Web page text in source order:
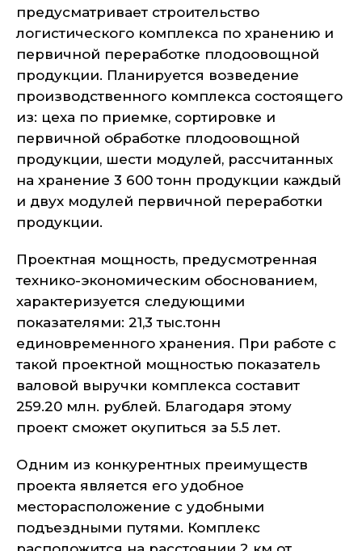
предусматривает строительство
логистического комплекса по хранению и
первичной переработке плодоовощной
продукции. Планируется возведение
производственного комплекса состоящего
из: цеха по приемке, сортировке и
первичной обработке плодоовощной
продукции, шести модулей, рассчитанных
на хранение 3 600 тонн продукции каждый
и двух модулей первичной переработки
продукции.
Проектная мощность, предусмотренная
технико-экономическим обоснованием,
характеризуется следующими
показателями: 21,3 тыс.тонн
единовременного хранения. При работе с
такой проектной мощностью показатель
валовой выручки комплекса составит
259.20 млн. рублей. Благодаря этому
проект сможет окупиться за 5.5 лет.
Одним из конкурентных преимуществ
проекта является его удобное
месторасположение с удобными
подъездными путями. Комплекс